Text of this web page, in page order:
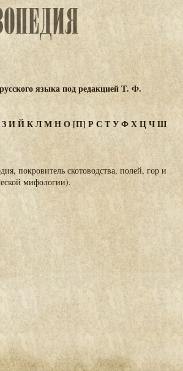
языка под редакцией Т. Ф.
ЗИЙКЛМНО[П] РС ТУФХЦЧШ
покровитель скотоводства, полей, гор и
мифологии).